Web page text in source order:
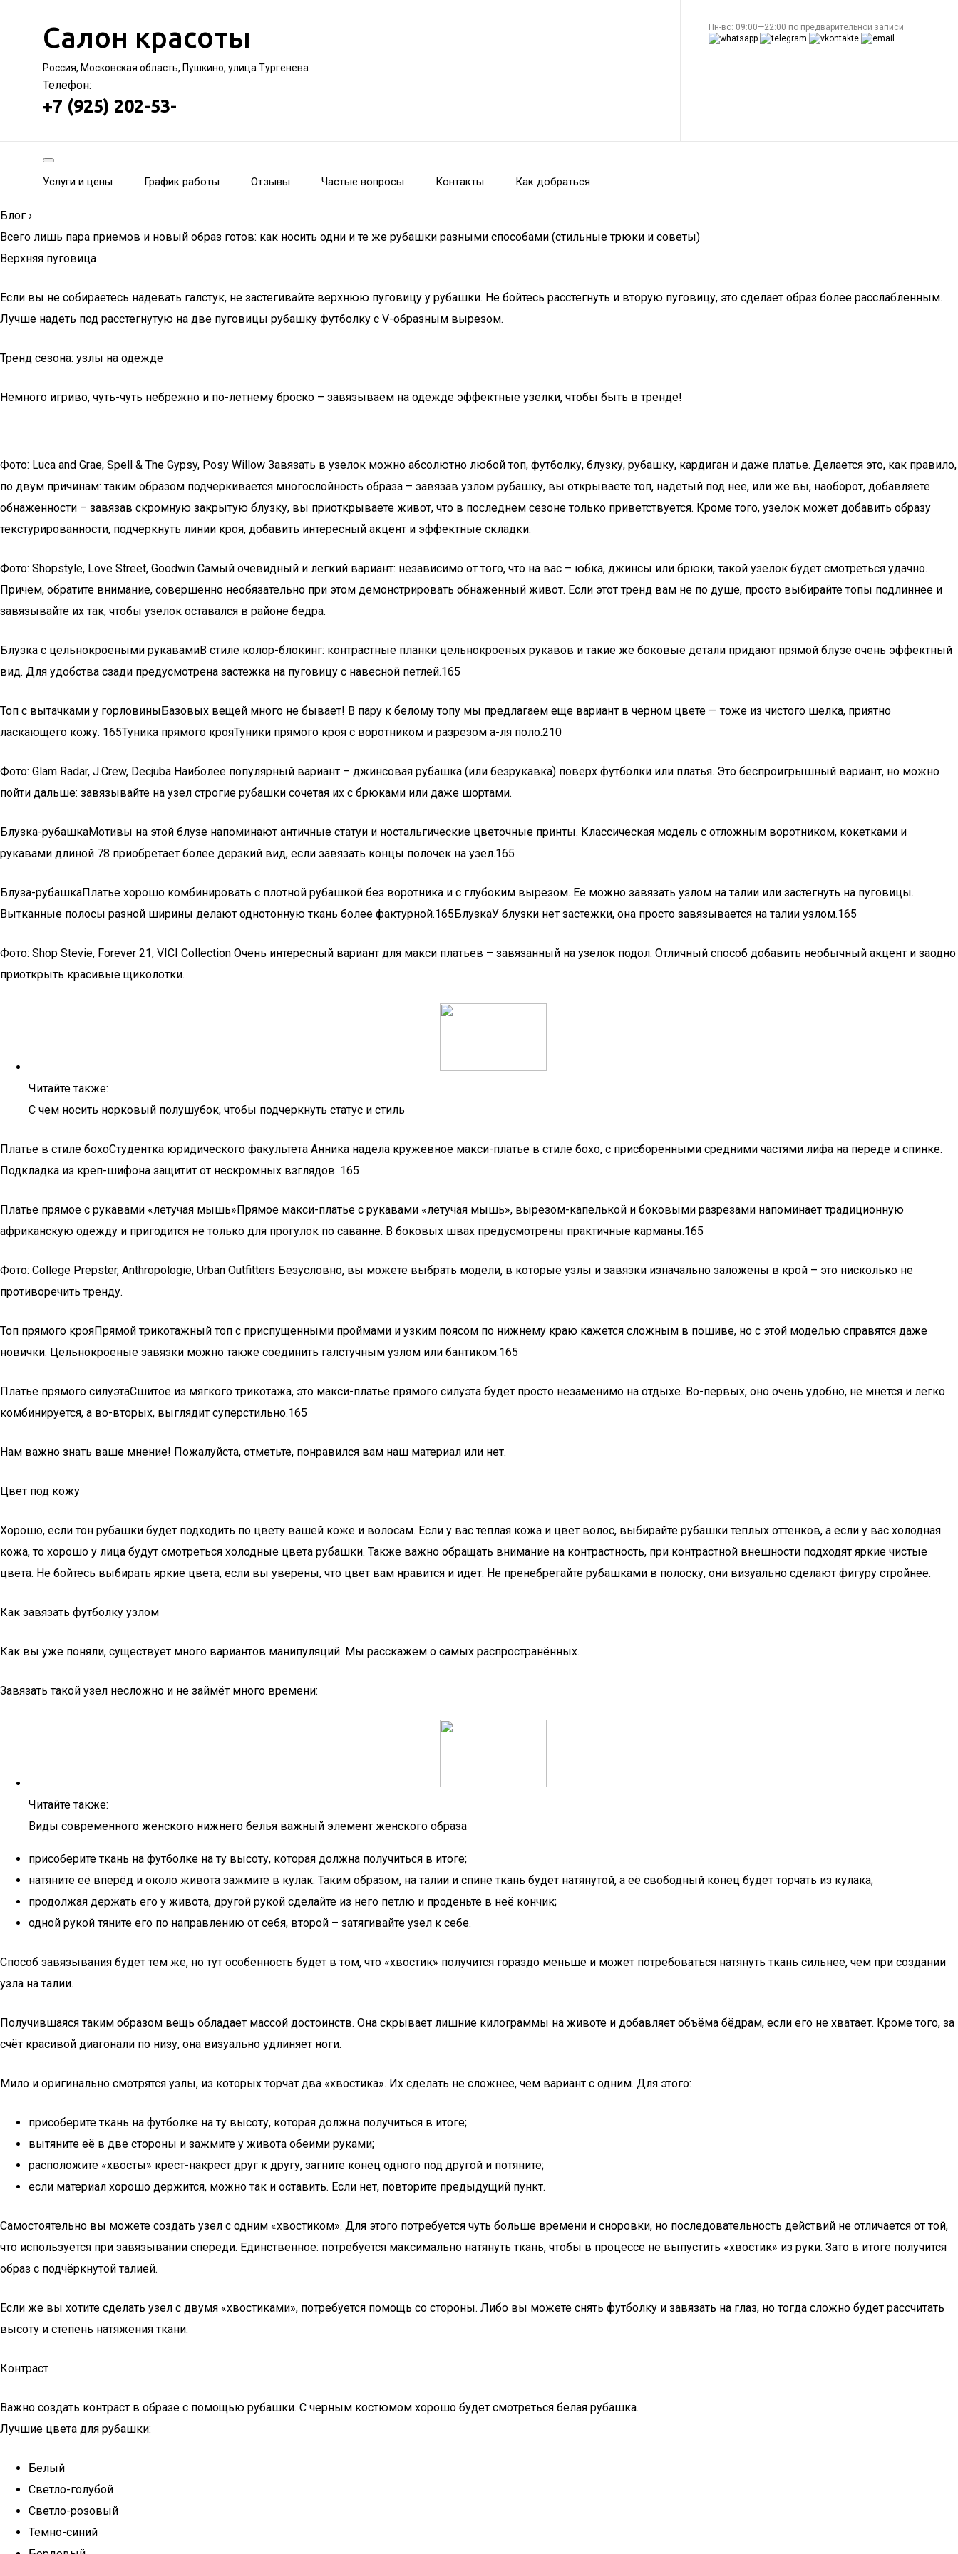
Салон красоты
Россия, Московская область, Пушкино, улица Тургенева
Телефон:
+7 (925) 202-53-
Пн-вс: 09:00—22:00 по предварительной записи
Услуги и цены График работы Отзывы Частые вопросы Контакты Как добраться
Блог ›
Всего лишь пара приемов и новый образ готов: как носить одни и те же рубашки разными способами (стильные трюки и советы)
Верхняя пуговица
Если вы не собираетесь надевать галстук, не застегивайте верхнюю пуговицу у рубашки. Не бойтесь расстегнуть и вторую пуговицу, это сделает образ более расслабленным.
Лучше надеть под расстегнутую на две пуговицы рубашку футболку с V-образным вырезом.
Тренд сезона: узлы на одежде
Немного игриво, чуть-чуть небрежно и по-летнему броско – завязываем на одежде эффектные узелки, чтобы быть в тренде!
Фото: Luca and Grae, Spell & The Gypsy, Posy Willow Завязать в узелок можно абсолютно любой топ, футболку, блузку, рубашку, кардиган и даже платье. Делается это, как правило,
по двум причинам: таким образом подчеркивается многослойность образа – завязав узлом рубашку, вы открываете топ, надетый под нее, или же вы, наоборот, добавляете
обнаженности – завязав скромную закрытую блузку, вы приоткрываете живот, что в последнем сезоне только приветствуется. Кроме того, узелок может добавить образу
текстурированности, подчеркнуть линии кроя, добавить интересный акцент и эффектные складки.
Фото: Shopstyle, Love Street, Goodwin Самый очевидный и легкий вариант: независимо от того, что на вас – юбка, джинсы или брюки, такой узелок будет смотреться удачно.
Причем, обратите внимание, совершенно необязательно при этом демонстрировать обнаженный живот. Если этот тренд вам не по душе, просто выбирайте топы подлиннее и
завязывайте их так, чтобы узелок оставался в районе бедра.
Блузка с цельнокроеными рукавамиВ стиле колор-блокинг: контрастные планки цельнокроеных рукавов и такие же боковые детали придают прямой блузе очень эффектный
вид. Для удобства сзади предусмотрена застежка на пуговицу с навесной петлей.165
Топ с вытачками у горловиныБазовых вещей много не бывает! В пару к белому топу мы предлагаем еще вариант в черном цвете — тоже из чистого шелка, приятно
ласкающего кожу. 165Туника прямого крояТуники прямого кроя с воротником и разрезом а-ля поло.210
Фото: Glam Radar, J.Crew, Decjuba Наиболее популярный вариант – джинсовая рубашка (или безрукавка) поверх футболки или платья. Это беспроигрышный вариант, но можно
пойти дальше: завязывайте на узел строгие рубашки сочетая их с брюками или даже шортами.
Блузка-рубашкаМотивы на этой блузе напоминают античные статуи и ностальгические цветочные принты. Классическая модель с отложным воротником, кокетками и
рукавами длиной 78 приобретает более дерзкий вид, если завязать концы полочек на узел.165
Блуза-рубашкаПлатье хорошо комбинировать с плотной рубашкой без воротника и с глубоким вырезом. Ее можно завязать узлом на талии или застегнуть на пуговицы.
Вытканные полосы разной ширины делают однотонную ткань более фактурной.165БлузкаУ блузки нет застежки, она просто завязывается на талии узлом.165
Фото: Shop Stevie, Forever 21, VICI Collection Очень интересный вариант для макси платьев – завязанный на узелок подол. Отличный способ добавить необычный акцент и заодно
приоткрыть красивые щиколотки.
Читайте также:
С чем носить норковый полушубок, чтобы подчеркнуть статус и стиль
Платье в стиле бохоСтудентка юридического факультета Анника надела кружевное макси-платье в стиле бохо, с присборенными средними частями лифа на переде и спинке.
Подкладка из креп-шифона защитит от нескромных взглядов. 165
Платье прямое с рукавами «летучая мышь»Прямое макси-платье с рукавами «летучая мышь», вырезом-капелькой и боковыми разрезами напоминает традиционную
африканскую одежду и пригодится не только для прогулок по саванне. В боковых швах предусмотрены практичные карманы.165
Фото: College Prepster, Anthropologie, Urban Outfitters Безусловно, вы можете выбрать модели, в которые узлы и завязки изначально заложены в крой – это нисколько не
противоречить тренду.
Топ прямого крояПрямой трикотажный топ с приспущенными проймами и узким поясом по нижнему краю кажется сложным в пошиве, но с этой моделью справятся даже
новички. Цельнокроеные завязки можно также соединить галстучным узлом или бантиком.165
Платье прямого силуэтаСшитое из мягкого трикотажа, это макси-платье прямого силуэта будет просто незаменимо на отдыхе. Во-первых, оно очень удобно, не мнется и легко
комбинируется, а во-вторых, выглядит суперстильно.165
Нам важно знать ваше мнение! Пожалуйста, отметьте, понравился вам наш материал или нет.
Цвет под кожу
Хорошо, если тон рубашки будет подходить по цвету вашей коже и волосам. Если у вас теплая кожа и цвет волос, выбирайте рубашки теплых оттенков, а если у вас холодная
кожа, то хорошо у лица будут смотреться холодные цвета рубашки. Также важно обращать внимание на контрастность, при контрастной внешности подходят яркие чистые
цвета. Не бойтесь выбирать яркие цвета, если вы уверены, что цвет вам нравится и идет. Не пренебрегайте рубашками в полоску, они визуально сделают фигуру стройнее.
Как завязать футболку узлом
Как вы уже поняли, существует много вариантов манипуляций. Мы расскажем о самых распространённых.
Завязать такой узел несложно и не займёт много времени:
Читайте также:
Виды современного женского нижнего белья важный элемент женского образа
присоберите ткань на футболке на ту высоту, которая должна получиться в итоге;
натяните её вперёд и около живота зажмите в кулак. Таким образом, на талии и спине ткань будет натянутой, а её свободный конец будет торчать из кулака;
продолжая держать его у живота, другой рукой сделайте из него петлю и проденьте в неё кончик;
одной рукой тяните его по направлению от себя, второй – затягивайте узел к себе.
Способ завязывания будет тем же, но тут особенность будет в том, что «хвостик» получится гораздо меньше и может потребоваться натянуть ткань сильнее, чем при создании
узла на талии.
Получившаяся таким образом вещь обладает массой достоинств. Она скрывает лишние килограммы на животе и добавляет объёма бёдрам, если его не хватает. Кроме того, за
счёт красивой диагонали по низу, она визуально удлиняет ноги.
Мило и оригинально смотрятся узлы, из которых торчат два «хвостика». Их сделать не сложнее, чем вариант с одним. Для этого:
присоберите ткань на футболке на ту высоту, которая должна получиться в итоге;
вытяните её в две стороны и зажмите у живота обеими руками;
расположите «хвосты» крест-накрест друг к другу, загните конец одного под другой и потяните;
если материал хорошо держится, можно так и оставить. Если нет, повторите предыдущий пункт.
Самостоятельно вы можете создать узел с одним «хвостиком». Для этого потребуется чуть больше времени и сноровки, но последовательность действий не отличается от той,
что используется при завязывании спереди. Единственное: потребуется максимально натянуть ткань, чтобы в процессе не выпустить «хвостик» из руки. Зато в итоге получится
образ с подчёркнутой талией.
Если же вы хотите сделать узел с двумя «хвостиками», потребуется помощь со стороны. Либо вы можете снять футболку и завязать на глаз, но тогда сложно будет рассчитать
высоту и степень натяжения ткани.
Контраст
Важно создать контраст в образе с помощью рубашки. С черным костюмом хорошо будет смотреться белая рубашка.
Лучшие цвета для рубашки:
Белый
Светло-голубой
Светло-розовый
Темно-синий